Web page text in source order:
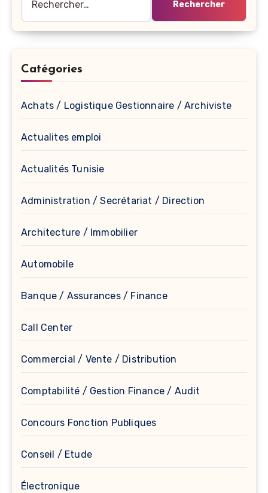
Catégories
Achats / Logistique Gestionnaire / Archiviste
Actualites emploi
Actualités Tunisie
Administration / Secrétariat / Direction
Architecture / Immobilier
Automobile
Banque / Assurances / Finance
Call Center
Commercial / Vente / Distribution
Comptabilité / Gestion Finance / Audit
Concours Fonction Publiques
Conseil / Etude
Électronique